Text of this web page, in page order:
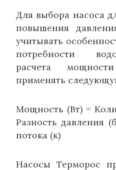
Для выбора насоса
повышения
учитывать
потребности
расчета
применять
Мощность (Вт) =
Разность давления
потока (к)
Насосы Терморос